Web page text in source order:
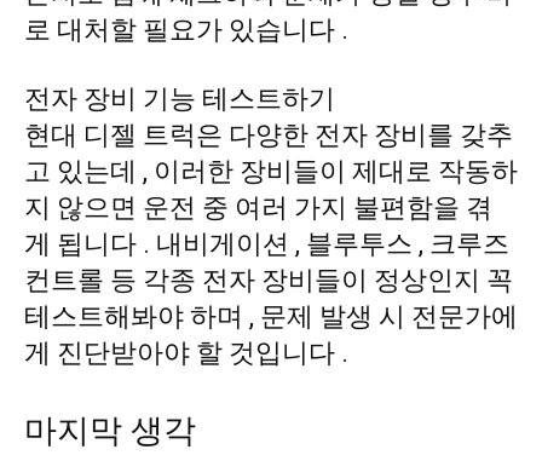
로 대처할 필요가 있습니다 .
전자 장비 기능 테스트하기
현대 디젤 트럭은 다양한 전자 장비를 갖추
고 있는데 , 이러한 장비들이 제대로 작동하
지 않으면 운전 중 여러 가지 불편함을 겪
게 됩니다 . 내비게이션 , 블루투스 , 크루즈
컨트롤 등 각종 전자 장비들이 정상인지 꼭
테스트해봐야 하며 , 문제 발생 시 전문가에
게 진단받아야 할 것입니다 .
마지막 생각